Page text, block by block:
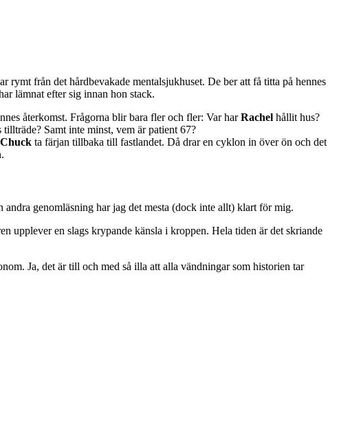
rymt från det hårdbevakade mentalsjukhuset. De ber att få titta på hennes
lämnat efter sig innan hon stack.
återkomst. Frågorna blir bara fler och fler: Var harRachel hållit hus?
tillträde? Samt inte minst, vem är patient 67?
Chuck ta färjan tillbaka till fastlandet. Då drar en cyklon in över ön och det
genomläsning har jag det mesta (dock inte allt) klart för mig.
upplever en slags krypande känsla i kroppen. Hela tiden är det skriande
Ja, det är till och med så illa att alla vändningar som historien tar